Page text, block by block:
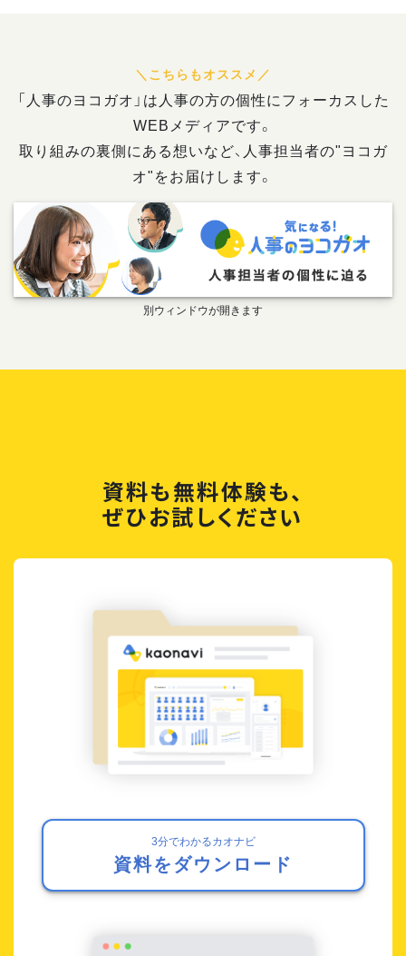
「人事のヨコガオ」は人事の方の個性にフォーカスした
WEBメディアです。
取り組みの裏側にある想いなど、人事担当者の"ヨコガ
オ"をお届けします。
資料も無料体験も、
ぜひお試しください
3分でわかるカオナビ
資料をダウンロード